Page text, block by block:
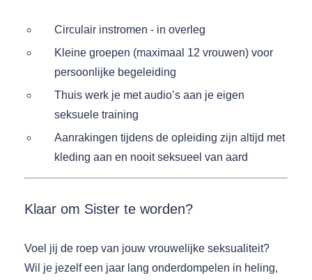
Circulair instromen - in overleg
Kleine groepen (maximaal 12 vrouwen) voor
persoonlijke begeleiding
Thuis werk je met audio’s aan je eigen
seksuele training
Aanrakingen tijdens de opleiding zijn altijd met
kleding aan en nooit seksueel van aard
Klaar om Sister te worden?
Voel jij de roep van jouw vrouwelijke seksualiteit?
Wil je jezelf een jaar lang onderdompelen in heling,